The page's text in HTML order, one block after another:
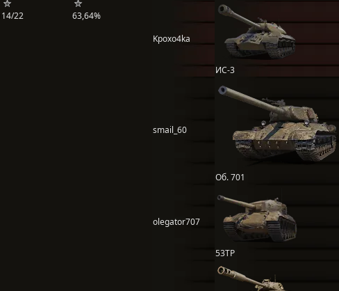
14/22 63,64%
Kpoxo4ka
ИС-3
smail_60
Об. 701
olegator707
53TP